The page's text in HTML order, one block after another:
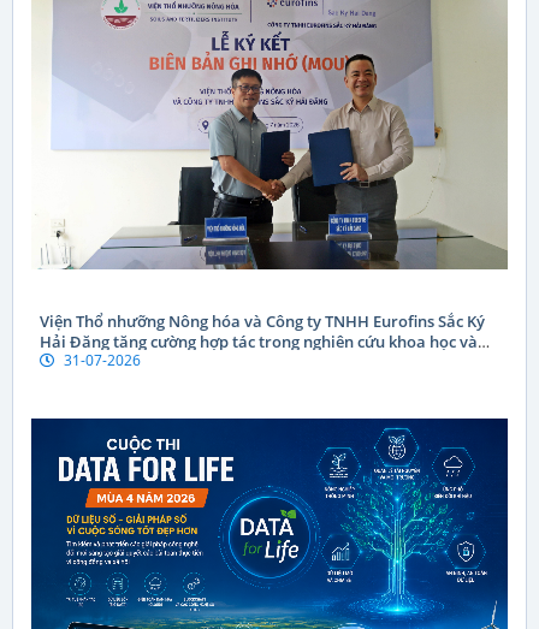
Viện Thổ nhưỡng Nông hóa và Công ty TNHH Eurofins Sắc Ký
Hải Đăng tăng cường hợp tác trong nghiên cứu khoa học và
chuyển giao công nghệ
31-07-2026